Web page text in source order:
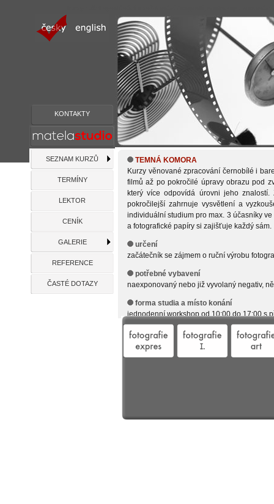
KONTAKTY
SEZNAM KURZŮ
TERMÍNY
LEKTOR
CENÍK
GALERIE
REFERENCE
ČASTÉ DOTAZY
TEMNÁ KOMORA
Kurzy věnované zpracování černobílé i
filmů až po pokročilé úpravy obrazu pod
který více odpovídá úrovni jeho
pokročilejší zahrnuje vysvětlení a
individuální studium pro max. 3 účasníky
a fotografické papíry si zajišťuje každý sám.
určení
začátečník se zájmem o ruční výrobu
potřebné vybavení
naexponovaný nebo již vyvolaný negativ,
forma studia a místo konání
jednodenní workshop od 10:00 do 17:00 s
kurz probíhá v profesionální laboratoři